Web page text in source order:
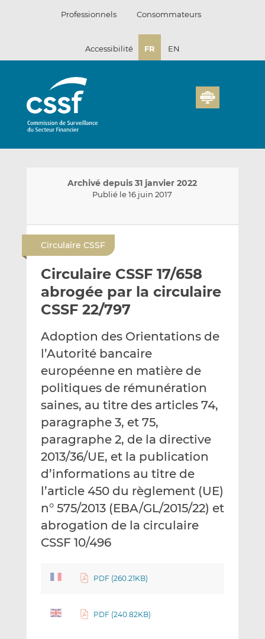
Professionnels Consommateurs
Accessibilité FR EN
Archivé depuis 31 janvier 2022
Publié le 16 juin 2017
y
e
r
p
r
e
m
a
i
l
a
g
u
r
L
i
n
k
e
d
n
a
g
e
u
r
F
a
c
e
b
o
k
Circulaire CSSF
Circulaire CSSF 17/658
abrogée par la circulaire
CSSF 22/797
Adoption des Orientations de
l’Autorité bancaire
européenne en matière de
politiques de rémunération
saines, au titre des articles 74,
paragraphe 3, et 75,
paragraphe 2, de la directive
2013/36/UE, et la publication
d’informations au titre de
l’article 450 du règlement (UE)
n° 575/2013 (EBA/GL/2015/22) et
abrogation de la circulaire
CSSF 10/496
PDF (260.21KB)
PDF (240.82KB)